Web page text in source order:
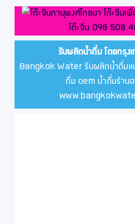
รับผลิตน้ำดื่ม โดยกรุงเ
Bangkok Water รับผลิตน้ำดื่มแ
ดื่ม oem น้ำดื่มร้านอ